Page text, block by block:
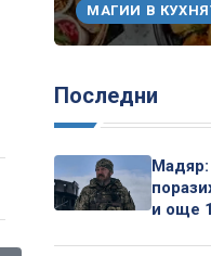
МАГИИ В
Последни
Мадяр:
и още